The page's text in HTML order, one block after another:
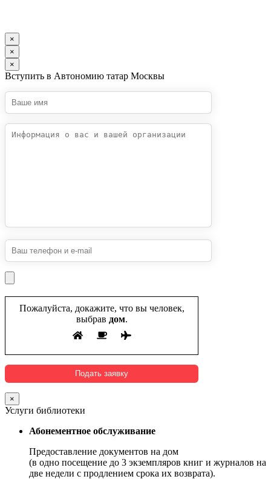
×
×
×
Вступить в Автономию татар Москвы
Пожалуйста, докажите, что вы человек,
выбрав дом.
×
Услуги библиотеки
Абонементное обслуживание
Предоставление документов на дом
(в одно посещение до 3 экземпляров книг и журналов на
две недели с продлением срока их возврата).